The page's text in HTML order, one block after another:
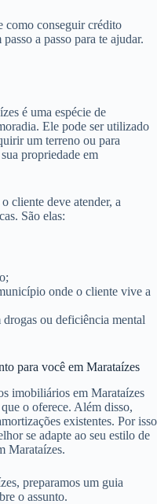
como conseguir crédito
a passo para te ajudar.
é uma espécie de
Ele pode ser utilizado
um terreno ou para
propriedade em
cliente deve atender, a
São elas:
onde o cliente vive a
ou deficiência mental
para você em Marataízes
imobiliários em Marataízes
o oferece. Além disso,
existentes. Por isso
se adapte ao seu estilo de
Marataízes.
preparamos um guia
o assunto.